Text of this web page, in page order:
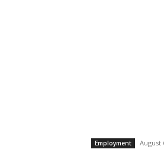
Employment August